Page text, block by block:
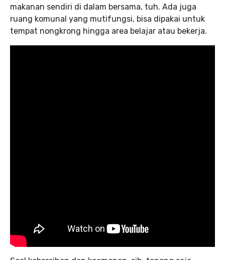
makanan sendiri di dalam bersama, tuh. Ada juga
ruang komunal yang mutifungsi, bisa dipakai untuk
tempat nongkrong hingga area belajar atau bekerja.